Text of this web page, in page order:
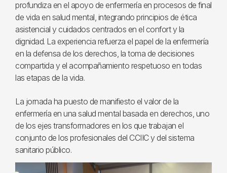
profundiza en el apoyo de enfermería en procesos de final
de vida en salud mental, integrando principios de ética
asistencial y cuidados centrados en el confort y la
dignidad. La experiencia refuerza el papel de la enfermería
en la defensa de los derechos, la toma de decisiones
compartida y el acompañamiento respetuoso en todas
las etapas de la vida.
La jornada ha puesto de manifiesto el valor de la
enfermería en una salud mental basada en derechos, uno
de los ejes transformadores en los que trabajan el
conjunto de los profesionales del CCIIC y del sistema
sanitario público.